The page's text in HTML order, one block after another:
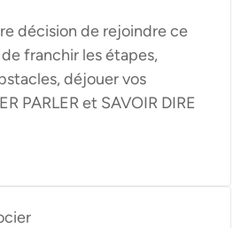
décision de rejoindre ce
franchir les étapes,
déjouer vos
PARLER et SAVOIR DIRE